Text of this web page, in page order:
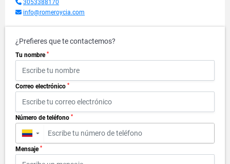
3053388170
info@romeroycia.com
¿Prefieres que te contactemos?
Tu nombre *
Correo electrónico *
Número de teléfono *
▼
Mensaje *